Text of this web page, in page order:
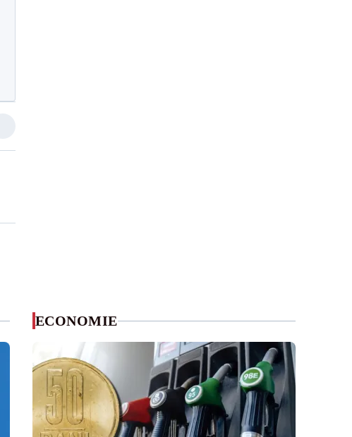
ECONOMIE